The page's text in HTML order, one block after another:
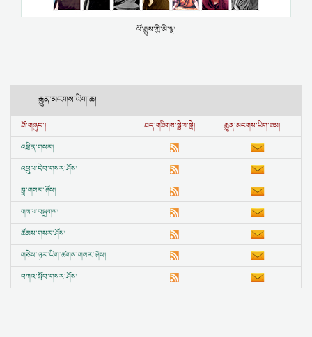
ལོ་རྒྱུས་ཀྱི་མི་སྣ།
རྒྱུན་མངགས་ཡིག་ཆ།
ཐོ་གཞུང་། ཐད་གཟིགས་སྦྲེལ་སྣེ།
རྒྱུན་མངགས་ཡིག་ཟམ།
འཕྲིན་གསར།
འཕྲུལ་དེབ་གསར་ཤོས།
སྒྲ་གསར་ཤོས།
གསལ་བསྒྲགས།
ཚོམས་གསར་ཤོས།
གཅེས་ཉར་ཡིག་ཚགས་གསར་ཤོས།
བཀའ་སློབ་གསར་ཤོས།